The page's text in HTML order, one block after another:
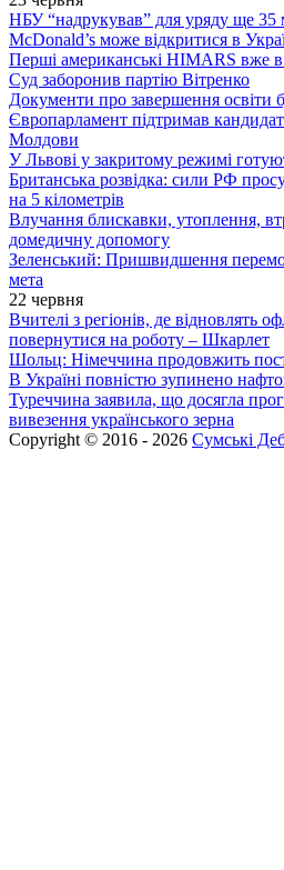
НБУ “надрукував” для уряду ще 35
McDonald’s може відкритися в
Перші американські HIMARS вже в
Суд заборонив партію Вітренко
Документи про завершення освіти
Європарламент підтримав
Молдови
У Львові у закритому режимі
Британська розвідка: сили РФ
на 5 кілометрів
Влучання блискавки, утоплення,
домедичну допомогу
Зеленський: Пришвидшення
мета
22 червня
Вчителі з регіонів, де відновлять
повернутися на роботу – Шкарлет
Шольц: Німеччина продовжить
В Україні повністю зупинено
Туреччина заявила, що досягла
вивезення українського зерна
Copyright © 2016 - 2026 Сумські